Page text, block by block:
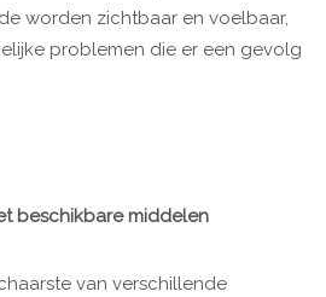
worden zichtbaar en voelbaar,
problemen die er een gevolg
beschikbare middelen
van verschillende